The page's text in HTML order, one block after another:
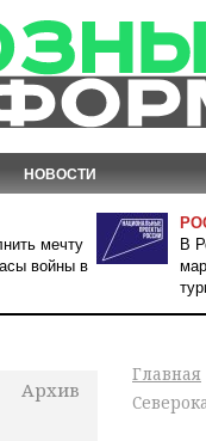
НОВОСТИ
мечту
войны в
В
Архив
Главная